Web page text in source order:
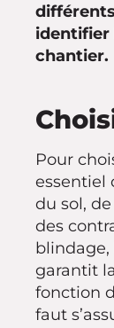
identifier
chantier.
Pour
essentiel
du sol,
des
garantit
fonction
faut